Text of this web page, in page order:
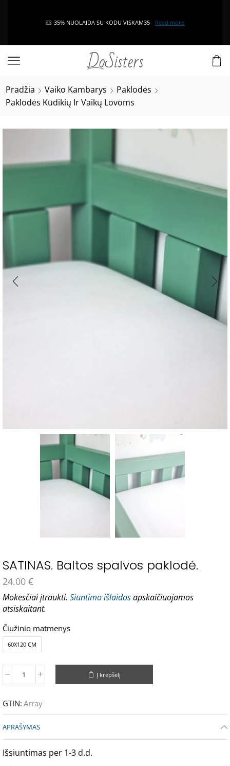
35% NUOLAIDA SU KODU VISKAM35 Read more
Pradžia Vaiko Kambarys
Paklodės
Paklodės Kūdikių Ir Vaikų Lovoms
SATINAS. Baltos spalvos paklodė.
24.00 €
Mokesčiai įtraukti. Siuntimo išlaidosapskaičiuojamos
atsiskaitant.
Čiužinio matmenys
60X120 CM
Į krepšelį
GTIN: Array
APRAŠYMAS
Išsiuntimas per 1-3 d.d.